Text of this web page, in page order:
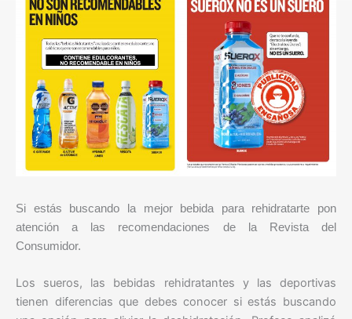
Si estás buscando la mejor bebida para rehidratarte pon
atención a las recomendaciones de la Revista del
Consumidor.
Los sueros, las bebidas rehidratantes y las deportivas
tienen diferencias que debes conocer si estás buscando